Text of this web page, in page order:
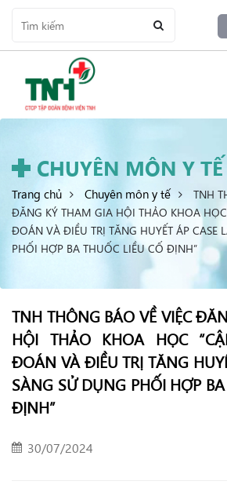
CHUYÊN MÔN Y TẾ
Trang chủ Chuyên môn y tế
TNH
ĐĂNG KÝ THAM GIA HỘI THẢO KHOA
ĐOÁN VÀ ĐIỀU TRỊ TĂNG HUYẾT ÁP CASE
PHỐI HỢP BA THUỐC LIỀU CỐ ĐỊNH”
TNH THÔNG BÁO VỀ VIỆC
HỘI THẢO KHOA HỌC
ĐOÁN VÀ ĐIỀU TRỊ TĂNG
SÀNG SỬ DỤNG PHỐI HỢP
ĐỊNH”
30/07/2024